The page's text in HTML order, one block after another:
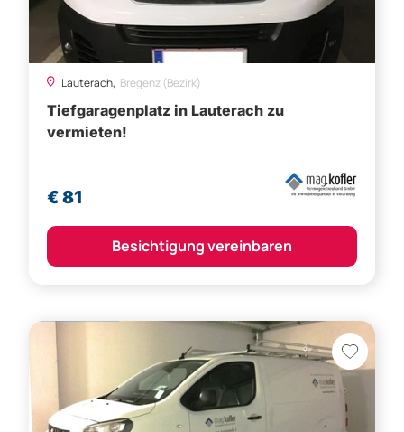
Lauterach, Bregenz (Bezirk)
Tiefgaragenplatz in Lauterach zu
vermieten!
€ 81
Besichtigung vereinbaren